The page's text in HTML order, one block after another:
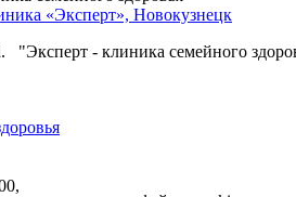
"Эксперт - клиника семейного